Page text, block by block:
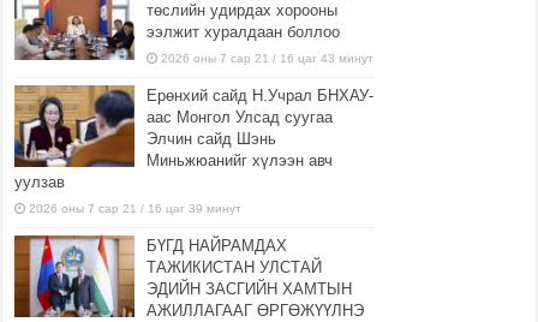
төслийн удирдах хорооны
ээлжит хуралдаан боллоо
2026 оны 7 сар 21 / 16 цаг 43 минут
Ерөнхий сайд Н.Учрал БНХАУ-
аас Монгол Улсад суугаа
Элчин сайд Шэнь
Миньжюанийг хүлээн авч
уулзав
2026 оны 7 сар 21 / 16 цаг 39 минут
БҮГД НАЙРАМДАХ
ТАЖИКИСТАН УЛСТАЙ
ЭДИЙН ЗАСГИЙН ХАМТЫН
АЖИЛЛАГААГ ӨРГӨЖҮҮЛНЭ